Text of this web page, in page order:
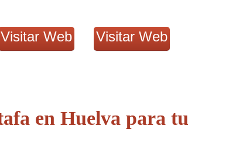
Visitar Web Visitar Web
en Huelva para tu